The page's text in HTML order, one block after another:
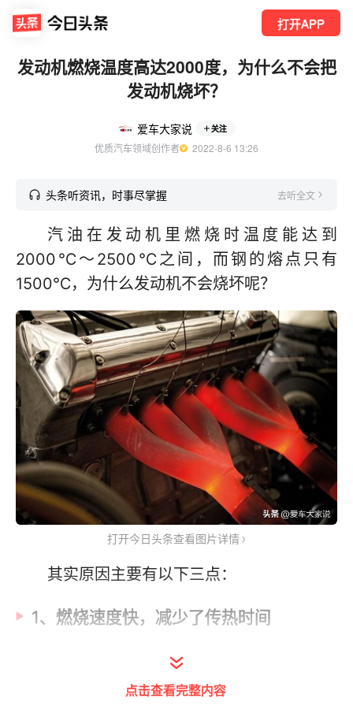
打开APP
发动机燃烧温度高达2000度，为什么不会把
发动机烧坏？
爱车大家说 关注
优质汽车领域创作者
  2022-8-6 13:26
头条听资讯，时事尽掌握 去听全文
汽油在发动机里燃烧时温度能达到
2000℃～2500℃之间，而钢的熔点只有
1500℃，为什么发动机不会烧坏呢？
打开今日头条查看图片详情
其实原因主要有以下三点：
1、燃烧速度快，减少了传热时间
小时候家里经常停电，停电后就要点蜡
烛。晚上坐在桌子边闲得无聊了就会用手指快
点击查看完整内容